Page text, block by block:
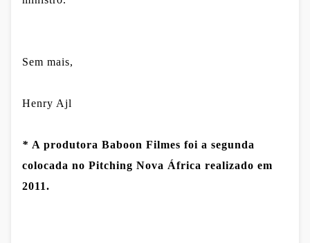
Sem mais,
Henry Ajl
* A produtora Baboon Filmes foi a segunda
colocada no Pitching Nova África realizado em
2011.